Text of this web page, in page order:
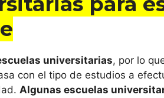
universitarias, por lo
con el tipo de estudios a
Algunas escuelas